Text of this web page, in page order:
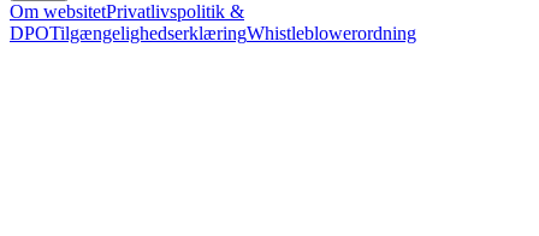
Om websitetPrivatlivspolitik &
DPOTilgængelighedserklæringWhistleblowerordning